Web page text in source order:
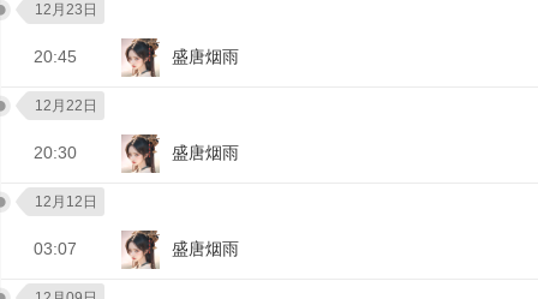
12月23日
20:45 盛唐烟雨
12月22日
20:30 盛唐烟雨
12月12日
03:07 盛唐烟雨